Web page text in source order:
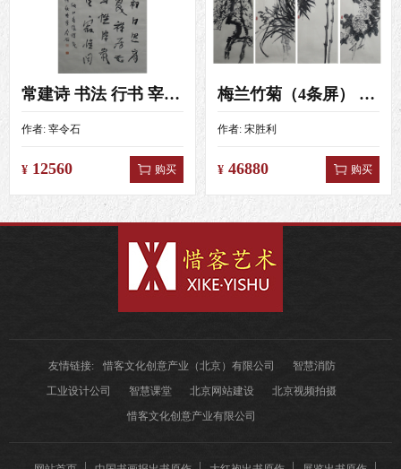
常建诗 书法 行书 宰令石 4尺（138X69）
作者: 宰令石
¥ 12560 购买
梅兰竹菊（4条屏） 宋胜利 4尺对开（138X34）
作者: 宋胜利
¥ 46880 购买
友情链接: 惜客文化创意产业（北京）有限公司
智慧消防
工业设计公司
智慧课堂 北京网站建设
北京视频拍摄
惜客文化创意产业有限公司